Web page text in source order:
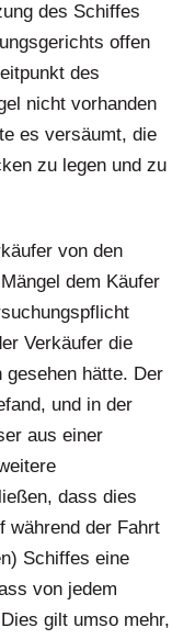
des Schiffes
offen
des
nicht vorhanden
es versäumt, die
zu legen und zu
von den
dem Käufer
Verkäufer die
hätte. Der
und in der
aus einer
dass dies
während der Fahrt
Schiffes eine
von jedem
gilt umso mehr,